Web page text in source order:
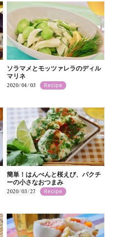
ソラマメとモッツァレラのディル
マリネ
2020/04/03 Recipe
簡単！はんぺんと桜えび、パクチ
ーの小さなおつまみ
2020/03/27 Recipe